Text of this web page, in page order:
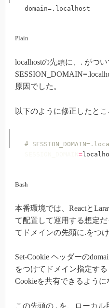
domain=.localhost
Plain
localhostの先頭に、. がつ
原因でした。
以下のように修正したとこ
#
=
Bash
本番環境では、Reactと
て配置して運用する想定
てドメインの先頭に.をつ
Set-Cookie ヘッダーの
をつけてドメイン指定す
Cookieを共有できるように
この先頭の . を、ローカル